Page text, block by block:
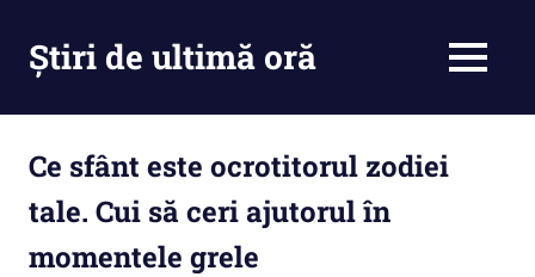
contentȘtiri de ultimă oră
ramâi
la
curent
MENU
Ce sfânt este ocrotitorul zodiei
tale. Cui să ceri ajutorul în
momentele grele